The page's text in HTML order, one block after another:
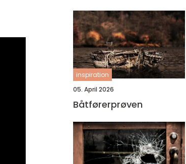
opplæring
inspiration
05. April 2026
Båtførerprøven